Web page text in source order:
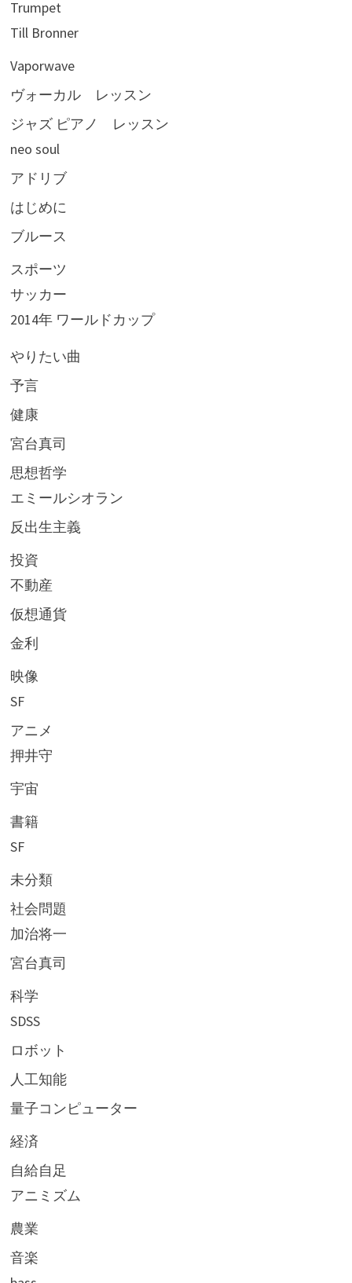
Trumpet
Till Bronner
Vaporwave
ヴォーカル レッスン
ジャズ ピアノ レッスン
neo soul
アドリブ
はじめに
ブルース
スポーツ
サッカー
2014年 ワールドカップ
やりたい曲
予言
健康
宮台真司
思想哲学
エミールシオラン
反出生主義
投資
不動産
仮想通貨
金利
映像
SF
アニメ
押井守
宇宙
書籍
SF
未分類
社会問題
加治将一
宮台真司
科学
SDSS
ロボット
人工知能
量子コンピューター
経済
自給自足
アニミズム
農業
音楽